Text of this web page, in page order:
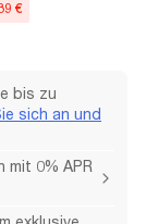
€
bis zu
sich an und
mit 0% APR